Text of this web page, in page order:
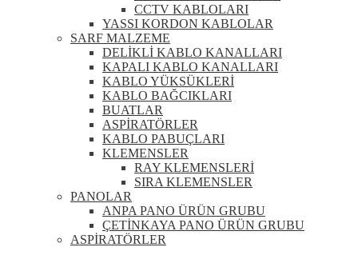
CCTV KABLOLARI
YASSI KORDON KABLOLAR
SARF MALZEME
DELİKLİ KABLO KANALLARI
KAPALI KABLO KANALLARI
KABLO YÜKSÜKLERİ
KABLO BAĞCIKLARI
BUATLAR
ASPİRATÖRLER
KABLO PABUÇLARI
KLEMENSLER
RAY KLEMENSLERİ
SIRA KLEMENSLER
PANOLAR
ANPA PANO ÜRÜN GRUBU
ÇETİNKAYA PANO ÜRÜN GRUBU
ASPİRATÖRLER